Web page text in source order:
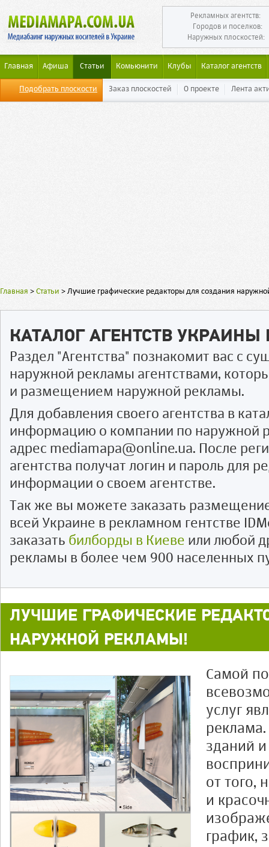
Рекламных агентств:
Городов и поселков:
Наружных плоскостей:
Главная Афиша Статьи Комьюнити Клубы Каталог агентств
Подобрать плоскости Заказ плоскостей О проекте Лента
Главная > Статьи > Лучшие графические редакторы для создания
КАТАЛОГ АГЕНТСТВ
Раздел "Агентства" познакомит вас с
наружной рекламы агентствами,
и размещением наружной рекламы.
Для добавления своего агентства в
информацию о компании по наружной
адрес mediamapa@online.ua. После
агентства получат логин и пароль для
информации о своем агентстве.
Так же вы можете заказать
всей Украине в рекламном гентстве
заказать билборды в Киеве или любой
рекламы в более чем 900 населенных
ЛУЧШИЕ ГРАФИЧЕСКИЕ
НАРУЖНОЙ РЕКЛАМЫ!
Самой
услуг
зданий
от того,
и
график,